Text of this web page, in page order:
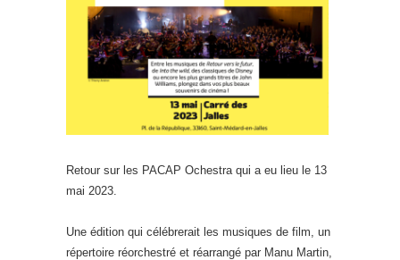
Retour sur les PACAP Ochestra qui a eu lieu le 13
mai 2023.
Une édition qui célébrerait les musiques de film, un
répertoire réorchestré et réarrangé par Manu Martin,